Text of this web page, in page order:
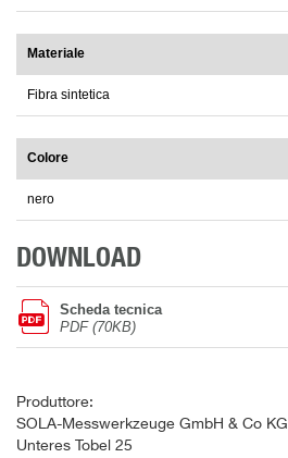
Materiale
Fibra sintetica
Colore
nero
DOWNLOAD
Scheda tecnica
PDF (70KB)
Produttore:
SOLA-Messwerkzeuge GmbH & Co KG
Unteres Tobel 25